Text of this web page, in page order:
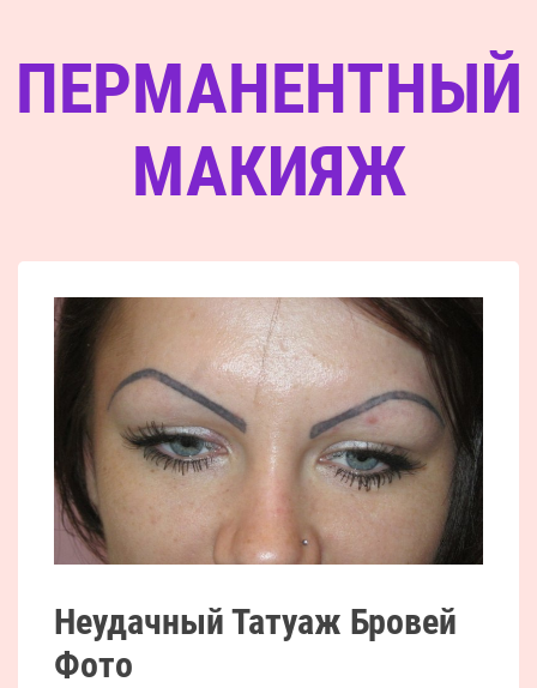
ПЕРМАНЕНТНЫЙ
МАКИЯЖ
Неудачный Татуаж Бровей
Фото